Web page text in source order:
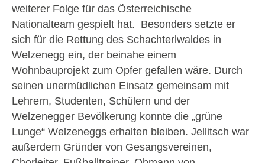
weiterer Folge für das Österreichische
Nationalteam gespielt hat. Besonders setzte er
sich für die Rettung des Schachterlwaldes in
Welzenegg ein, der beinahe einem
Wohnbauprojekt zum Opfer gefallen wäre. Durch
seinen unermüdlichen Einsatz gemeinsam mit
Lehrern, Studenten, Schülern und der
Welzenegger Bevölkerung konnte die „grüne
Lunge“ Welzeneggs erhalten bleiben. Jellitsch war
außerdem Gründer von Gesangsvereinen,